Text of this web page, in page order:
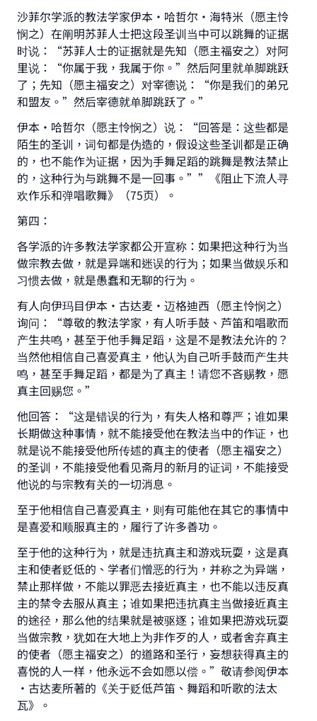
沙菲尔学派的教法学家伊本·哈哲尔·海特米（愿主怜
悯之）在阐明苏菲人士把这段圣训当中可以跳舞的证据
时说：“苏菲人士的证据就是先知（愿主福安之）对阿
里说：“你属于我，我属于你。”然后阿里就单脚跳跃
了；先知（愿主福安之）对宰德说：“你是我们的弟兄
和盟友。”然后宰德就单脚跳跃了。”
伊本·哈哲尔（愿主怜悯之）说：“回答是：这些都是
陌生的圣训，词句都是伪造的，假设这些圣训都是正确
的，也不能作为证据，因为手舞足蹈的跳舞是教法禁止
的，这种行为与跳舞不是一回事。””《阻止下流人寻
欢作乐和弹唱歌舞》（75页）。
第四：
各学派的许多教法学家都公开宣称：如果把这种行为当
做宗教去做，就是异端和迷误的行为；如果当做娱乐和
习惯去做，就是愚蠢和无聊的行为。
有人向伊玛目伊本·古达麦·迈格迪西（愿主怜悯之）
询问：“尊敬的教法学家，有人听手鼓、芦笛和唱歌而
产生共鸣，甚至于他手舞足蹈，这是不是教法允许的？
当然他相信自己喜爱真主，他认为自己听手鼓而产生共
鸣，甚至手舞足蹈，都是为了真主！请您不吝赐教，愿
真主回赐您。”
他回答：“这是错误的行为，有失人格和尊严；谁如果
长期做这种事情，就不能接受他在教法当中的作证，也
就是说不能接受他所传述的真主的使者（愿主福安之）
的圣训，不能接受他看见斋月的新月的证词，不能接受
他说的与宗教有关的一切消息。
至于他相信自己喜爱真主，则有可能他在其它的事情中
是喜爱和顺服真主的，履行了许多善功。
至于他的这种行为，就是违抗真主和游戏玩耍，这是真
主和使者贬低的、学者们憎恶的行为，并称之为异端，
禁止那样做，不能以罪恶去接近真主，也不能以违反真
主的禁令去服从真主；谁如果把违抗真主当做接近真主
的途径，那么他的结果就是被驱逐；谁如果把游戏玩耍
当做宗教，犹如在大地上为非作歹的人，或者舍弃真主
的使者（愿主福安之）的道路和圣行，妄想获得真主的
喜悦的人一样，他永远不会如愿以偿。”敬请参阅伊本
·古达麦所著的《关于贬低芦笛、舞蹈和听歌的法太
瓦》。
Make an impact on millions of lives
with your contribution today
Your support is crucial for our mission.
The Prophet (ﷺ) said:
"A person who leads others to doing what is
good will earn the same reward as those who
(MUSLIM, 1893)
Support IslamQA